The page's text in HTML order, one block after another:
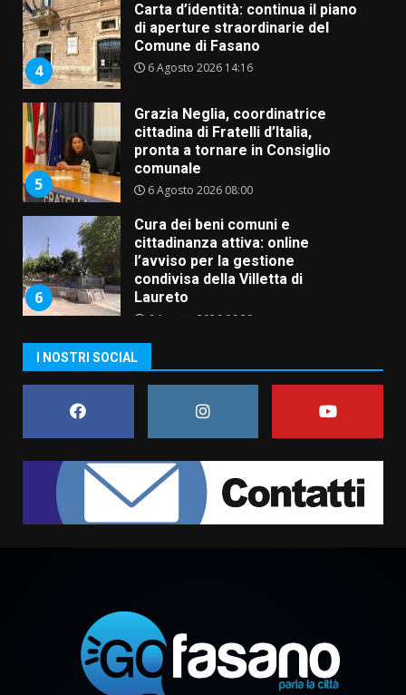
4
Carta d’identità: continua il piano
di aperture straordinarie del
Comune di Fasano
6 Agosto 2026 14:16
5
Grazia Neglia, coordinatrice
cittadina di Fratelli d’Italia,
pronta a tornare in Consiglio
comunale
6 Agosto 2026 08:00
6
Cura dei beni comuni e
cittadinanza attiva: online
l’avviso per la gestione
condivisa della Villetta di
Laureto
6 Agosto 2026 06:20
assoluta de “L’Albergo
Belvedere. Il rapimento”
6 Agosto 2026 06:15
1
Rivoluzione”: nuovo
appuntamento con “Fasano in
Banda”
campionato di calcio”
7 Agosto 2026 06:00
I NOSTRI SOCIAL